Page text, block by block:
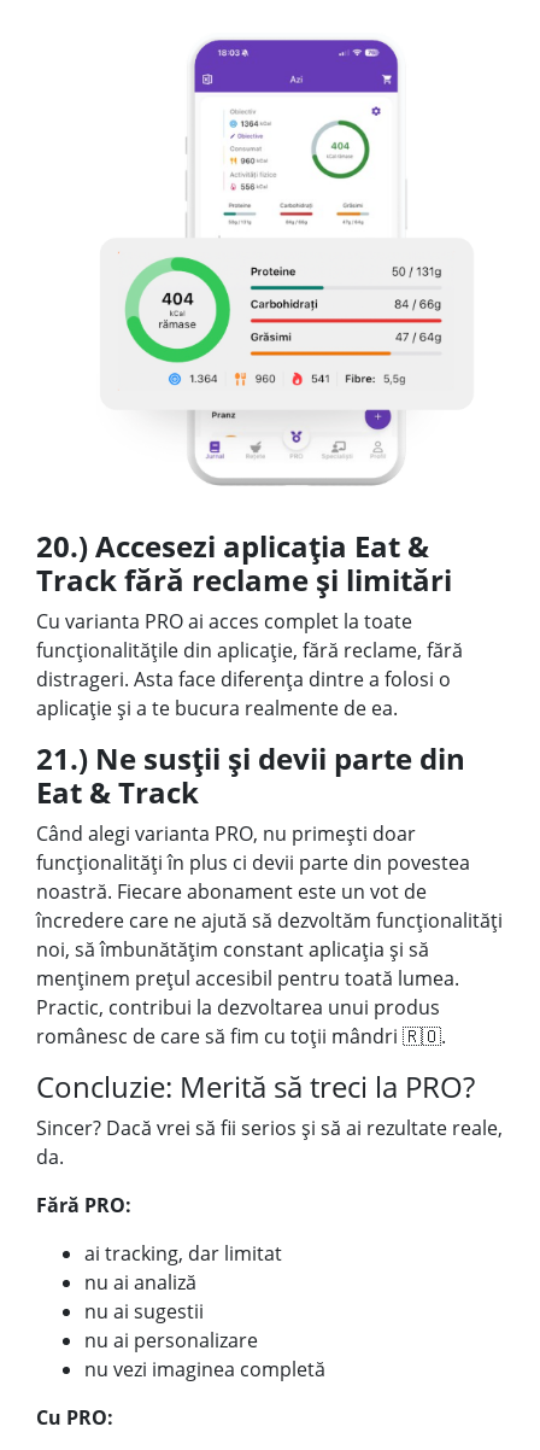
20.) Accesezi aplicația Eat &
Track fără reclame și limitări
Cu varianta PRO ai acces complet la toate
funcționalitățile din aplicație, fără reclame, fără
distrageri. Asta face diferența dintre a folosi o
aplicație și a te bucura realmente de ea.
21.) Ne susții și devii parte din
Eat & Track
Când alegi varianta PRO, nu primești doar
funcționalități în plus ci devii parte din povestea
noastră. Fiecare abonament este un vot de
încredere care ne ajută să dezvoltăm funcționalități
noi, să îmbunătățim constant aplicația și să
menținem prețul accesibil pentru toată lumea.
Practic, contribui la dezvoltarea unui produs
românesc de care să fim cu toții mândri 🇷🇴.
Concluzie: Merită să treci la PRO?
Sincer? Dacă vrei să fii serios și să ai rezultate reale,
da.
Fără PRO:
ai tracking, dar limitat
nu ai analiză
nu ai sugestii
nu ai personalizare
nu vezi imaginea completă
Cu PRO: